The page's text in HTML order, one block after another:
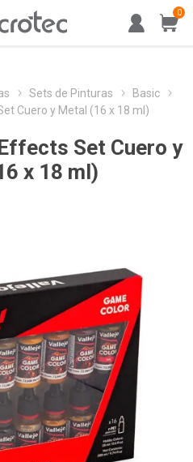
0
Sets de Pinturas
Basic
Cuero y Metal (16 x 18 ml)
Set Cuero y
x 18 ml)